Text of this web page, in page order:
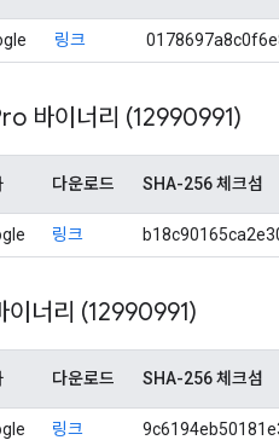
링크
바이너리 (12990991)
다운로드 SHA-256 체크섬
링크
너리 (12990991)
다운로드 SHA-256 체크섬
링크